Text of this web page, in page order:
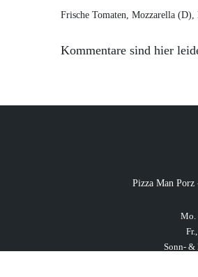
Frische Tomaten, Mozzarella
Kommentare sind hier
Pizza Man
Mo.
Sonn- &